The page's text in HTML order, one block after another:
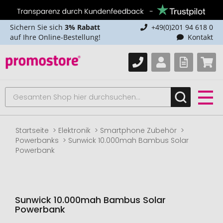
Sichern Sie sich 3% Rabatt
auf Ihre Online-Bestellung!
+49(0)201 94 618 0
Kontakt
Startseite Elektronik
Smartphone Zubehör
Powerbanks
Sunwick 10.000mah Bambus Solar
Powerbank
Sunwick 10.000mah Bambus Solar
Powerbank